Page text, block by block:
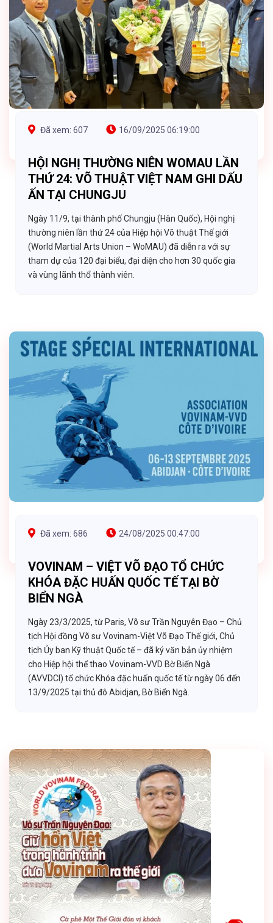
Đã xem: 607 16/09/2025 06:19:00
HỘI NGHỊ THƯỜNG NIÊN WOMAU LẦN
THỨ 24: VÕ THUẬT VIỆT NAM GHI DẤU
ẤN TẠI CHUNGJU
Ngày 11/9, tại thành phố Chungju (Hàn Quốc), Hội nghị
thường niên lần thứ 24 của Hiệp hội Võ thuật Thế giới
(World Martial Arts Union – WoMAU) đã diễn ra với sự
tham dự của 120 đại biểu, đại diện cho hơn 30 quốc gia
và vùng lãnh thổ thành viên.
Đã xem: 686 24/08/2025 00:47:00
VOVINAM – VIỆT VÕ ĐẠO TỔ CHỨC
KHÓA ĐẶC HUẤN QUỐC TẾ TẠI BỜ
BIỂN NGÀ
Ngày 23/3/2025, từ Paris, Võ sư Trần Nguyên Đạo – Chủ
tịch Hội đồng Võ sư Vovinam-Việt Võ Đạo Thế giới, Chủ
tịch Ủy ban Kỹ thuật Quốc tế – đã ký văn bản ủy nhiệm
cho Hiệp hội thể thao Vovinam-VVD Bờ Biển Ngà
(AVVDCI) tổ chức Khóa đặc huấn quốc tế từ ngày 06 đến
13/9/2025 tại thủ đô Abidjan, Bờ Biển Ngà.